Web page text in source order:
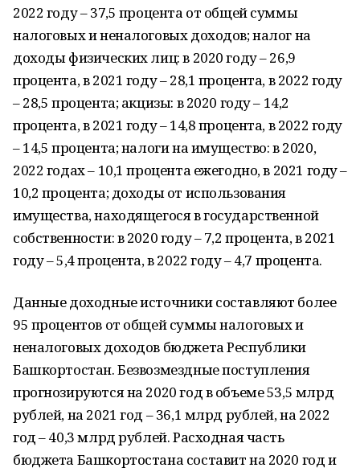
2022 году – 37,5 процента от общей суммы
налоговыхи неналоговых доходов;налог на
доходы физических лиц: в 2020 году – 26,9
процента,в 2021 году – 28,1 процента, в 2022 году
– 28,5 процента;акцизы: в 2020 году – 14,2
процента, в 2021 году – 14,8 процента,в 2022 году
– 14,5 процента;налоги на имущество: в 2020,
2022 годах – 10,1 процента ежегодно,в 2021 году –
10,2 процента;доходы от использования
имущества, находящегося в государственной
собственности: в 2020 году – 7,2 процента, в 2021
году – 5,4 процента, в 2022 году – 4,7 процента.
Данные доходные источники составляют более
95 процентов от общей суммы налоговых и
неналоговых доходов бюджета Республики
Башкортостан.Безвозмездные поступления
прогнозируются на 2020 год в объеме53,5 млрд
рублей, на 2021 год – 36,1 млрд рублей, на 2022
год – 40,3 млрд рублей.Расходная часть
бюджета Башкортостана составит на 2020 год и